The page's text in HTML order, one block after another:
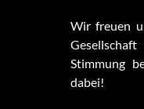
Wir freuen
Stimmung
dabei!